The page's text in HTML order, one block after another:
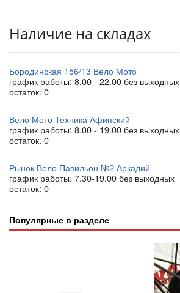
Наличие на складах
Бородинская 156/13 Вело Мото
график работы: 8.00 - 22.00 без выходных
остаток: 0
Вело Мото Техника Афипский
график работы: 8.00 - 19.00 без выходных
остаток: 0
Рынок Вело Павильон №2 Аркадий
график работы: 7.30-19.00 без выходных
остаток: 0
Популярные в разделе